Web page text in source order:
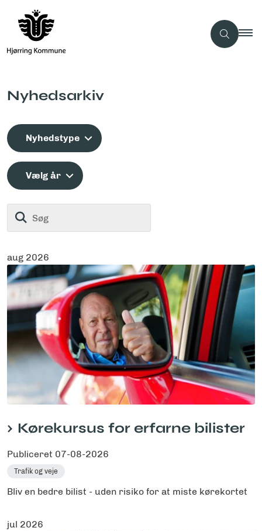
Nyhedsarkiv
Nyhedstype
Vælg år
aug 2026
Kørekursus for erfarne bilister
Publiceret 07-08-2026
Trafik og veje
Bliv en bedre bilist - uden risiko for at miste kørekortet
jul 2026